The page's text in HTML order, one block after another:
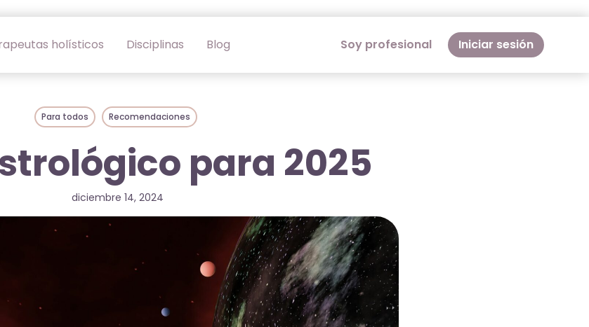
holísticos Disciplinas Blog Soy profesional Iniciar sesión
Para todos Recomendaciones
para 2025
diciembre 14, 2024